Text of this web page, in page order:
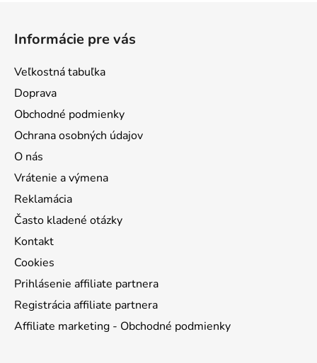
Informácie pre vás
Veľkostná tabuľka
Doprava
Obchodné podmienky
Ochrana osobných údajov
O nás
Vrátenie a výmena
Reklamácia
Často kladené otázky
Kontakt
Cookies
Prihlásenie affiliate partnera
Registrácia affiliate partnera
Affiliate marketing - Obchodné podmienky